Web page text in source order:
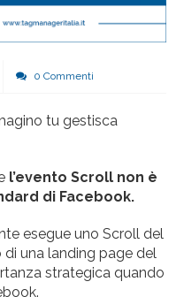
0 Commenti
tu gestisca
l’evento Scroll non è
di Facebook.
esegue uno Scroll del
di una landing page del
strategica quando